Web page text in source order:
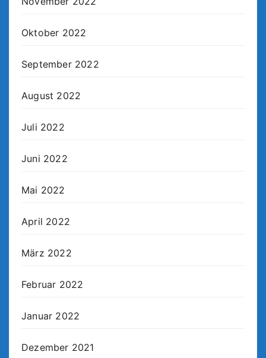
Oktober 2022
September 2022
August 2022
Juli 2022
Juni 2022
Mai 2022
April 2022
März 2022
Februar 2022
Januar 2022
Dezember 2021